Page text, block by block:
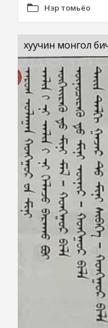
Нэр томьёо
хуучин монгол